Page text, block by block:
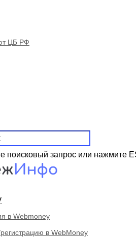
ЦБ РФ
поисковый запрос или нажмите
в Webmoney
в WebMoney